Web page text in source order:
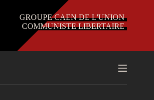
GROUPE CAEN DE L'UNION
COMMUNISTE LIBERTAIRE